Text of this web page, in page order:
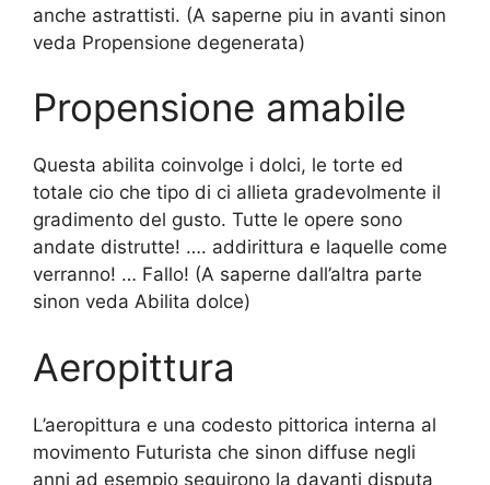
anche astrattisti. (A saperne piu in avanti sinon
veda Propensione degenerata)
Propensione amabile
Questa abilita coinvolge i dolci, le torte ed
totale cio che tipo di ci allieta gradevolmente il
gradimento del gusto. Tutte le opere sono
andate distrutte! …. addirittura e laquelle come
verranno! … Fallo! (A saperne dall’altra parte
sinon veda Abilita dolce)
Aeropittura
L’aeropittura e una codesto pittorica interna al
movimento Futurista che sinon diffuse negli
anni ad esempio seguirono la davanti disputa